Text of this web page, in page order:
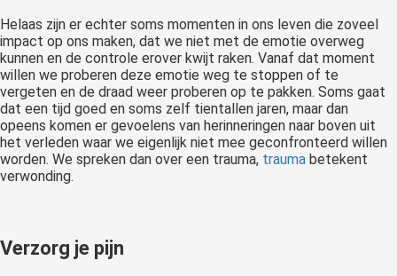
Helaas zijn er echter soms momenten in ons leven die zoveel
impact op ons maken, dat we niet met de emotie overweg
kunnen en de controle erover kwijt raken. Vanaf dat moment
willen we proberen deze emotie weg te stoppen of te
vergeten en de draad weer proberen op te pakken. Soms gaat
dat een tijd goed en soms zelf tientallen jaren, maar dan
opeens komen er gevoelens van herinneringen naar boven uit
het verleden waar we eigenlijk niet mee geconfronteerd willen
worden. We spreken dan over een trauma, trauma betekent
verwonding.
Verzorg je pijn